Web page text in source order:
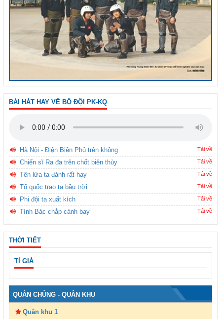
BÀI HÁT HAY VỀ BỘ ĐỘI PK-KQ
Hà Nội - Điện Biên Phủ trên không Tải về
Chiến sĩ Ra đa trên chốt biên thùy Tải về
Tên lửa ta đánh rất hay Tải về
Tổ quốc trao ta bầu trời Tải về
Phi đội ta xuất kích Tải về
Tình Bác chắp cánh bay Tải về
THỜI TIẾT
TỈ GIÁ
QUÂN CHỦNG - QUÂN KHU
Quân khu 1